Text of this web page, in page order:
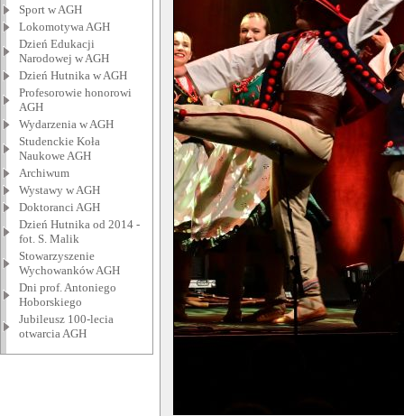
Sport w AGH
Lokomotywa AGH
Dzień Edukacji
Narodowej w AGH
Dzień Hutnika w AGH
Profesorowie honorowi
AGH
Wydarzenia w AGH
Studenckie Koła
Naukowe AGH
Archiwum
Wystawy w AGH
Doktoranci AGH
Dzień Hutnika od 2014 -
fot. S. Malik
Stowarzyszenie
Wychowanków AGH
Dni prof. Antoniego
Hoborskiego
Jubileusz 100-lecia
otwarcia AGH